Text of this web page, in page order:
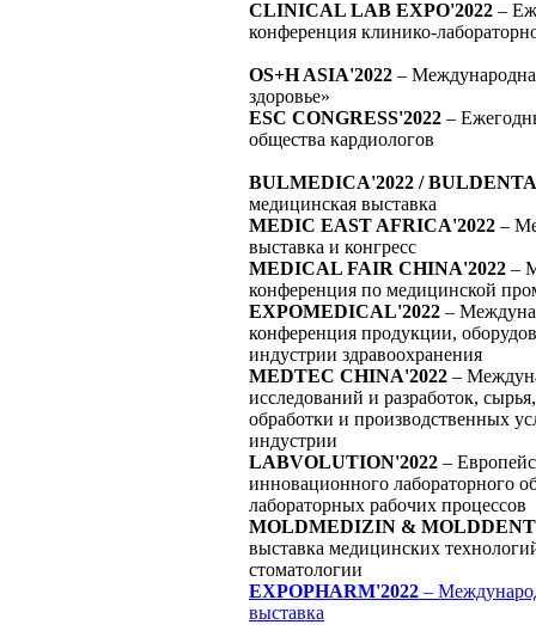
CLINICAL LAB EXPO'2022 –
конференция клинико-
OS+H ASIA'2022 –
здоровье»
ESC CONGRESS'2022 –
общества кардиологов
BULMEDICA'2022 /
медицинская выставка
MEDIC EAST AFRICA'2022 –
выставка и конгресс
MEDICAL FAIR CHINA'2022 –
конференция по медицинской
EXPOMEDICAL'2022 –
конференция продукции,
индустрии здравоохранения
MEDTEC CHINA'2022 –
исследований и разработок,
обработки и производственных
индустрии
LABVOLUTION'2022 –
инновационного лабораторного
лабораторных рабочих процессов
MOLDMEDIZIN &
выставка медицинских
стоматологии
EXPOPHARM'2022 –
выставка